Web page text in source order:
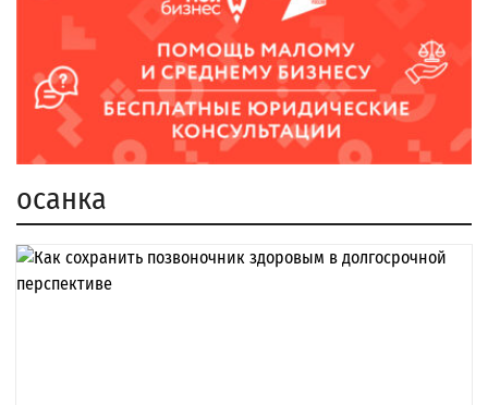
осанка